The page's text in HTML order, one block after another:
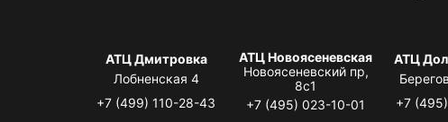
АТЦ Дмитровка
Лобненская 4
+7 (499) 110-28-43
АТЦ Новоясеневская
Новоясеневский пр,
8с1
+7 (495) 023-10-01
АТЦ
+7